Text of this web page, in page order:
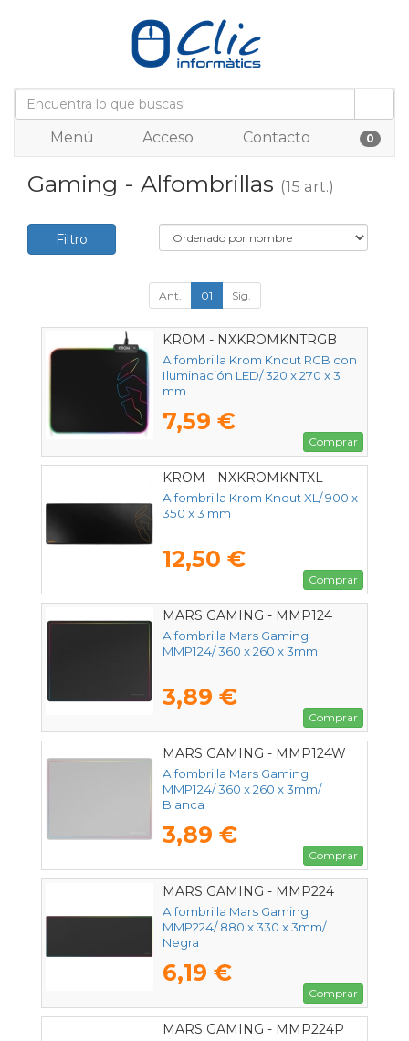
Menú Acceso Contacto 0
Gaming - Alfombrillas (15 art.)
Filtro
Ant. 01 Sig.
KROM - NXKROMKNTRGB
Alfombrilla Krom Knout RGB con
Iluminación LED/ 320 x 270 x 3
mm
7,59 €
Comprar
KROM - NXKROMKNTXL
Alfombrilla Krom Knout XL/ 900 x
350 x 3 mm
12,50 €
Comprar
MARS GAMING - MMP124
Alfombrilla Mars Gaming
MMP124/ 360 x 260 x 3mm
3,89 €
Comprar
MARS GAMING - MMP124W
Alfombrilla Mars Gaming
MMP124/ 360 x 260 x 3mm/
Blanca
3,89 €
Comprar
MARS GAMING - MMP224
Alfombrilla Mars Gaming
MMP224/ 880 x 330 x 3mm/
Negra
6,19 €
Comprar
MARS GAMING - MMP224P